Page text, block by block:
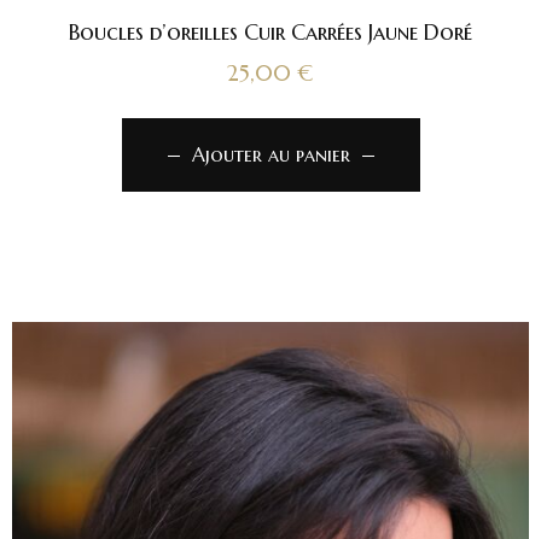
Boucles d’oreilles Cuir Carrées Jaune Doré
25,00 €
Ajouter au panier